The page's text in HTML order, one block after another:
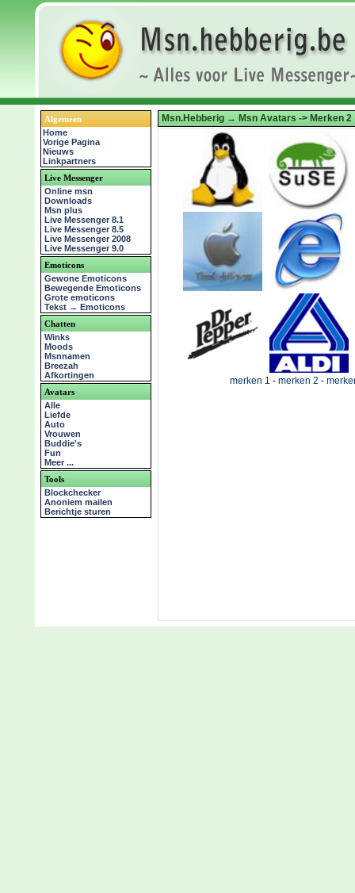
Algemeen
Home
Vorige Pagina
Nieuws
Linkpartners
Live Messenger
Online msn
Downloads
Msn plus
Live Messenger 8.1
Live Messenger 8.5
Live Messenger 2008
Live Messenger 9.0
Emoticons
Gewone Emoticons
Bewegende Emoticons
Grote emoticons
Tekst → Emoticons
Chatten
Winks
Moods
Msnnamen
Breezah
Afkortingen
Avatars
Alle
Liefde
Auto
Vrouwen
Buddie's
Fun
Meer ...
Tools
Blockchecker
Anoniem mailen
Berichtje sturen
Msn.Hebberig → Msn Avatars -> Merken 2
merken 1 -merken 2 -